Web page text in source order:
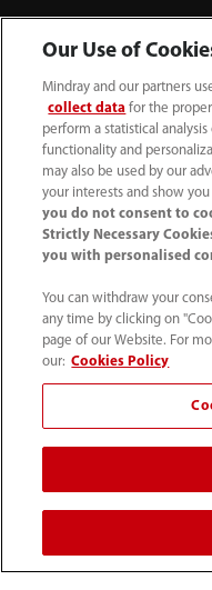
Centro de prensa
Empleos
Acerca de
Información de
52 55 5661
Our Use of
Mindray and our partners
collect data for the
perform a statistical
functionality and
may also be used by our
your interests and show
you do not consent to
Strictly Necessary
you with personalised
You can withdraw your
any time by clicking on
page of our Website. For
our: Cookies Policy